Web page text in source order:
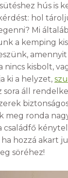
hús is
hol
Mi
a kemping
nincs kisbolt,
ki a helyzet,
sora áll
meg ronda
családfő
hozzá akart
söréhez!